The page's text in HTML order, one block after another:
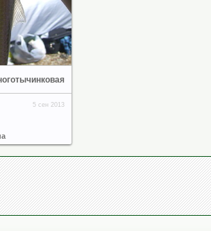
5 сен 2013